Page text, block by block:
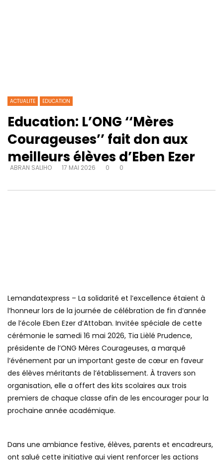
ACTUALITE EDUCATION
Education: L’ONG ‘‘Mères
Courageuses’’ fait don aux
meilleurs élèves d’Eben Ezer
ABRAN SALIHO 17 MAI 2026 0 0
Lemandatexpress – La solidarité et l’excellence étaient à
l’honneur lors de la journée de célébration de fin d’année
de l’école Eben Ezer d’Attoban. Invitée spéciale de cette
cérémonie le samedi 16 mai 2026, Tia Lièlé Prudence,
présidente de l’ONG Mères Courageuses, a marqué
l’événement par un important geste de cœur en faveur
des élèves méritants de l’établissement. À travers son
organisation, elle a offert des kits scolaires aux trois
premiers de chaque classe afin de les encourager pour la
prochaine année académique.
Dans une ambiance festive, élèves, parents et encadreurs,
ont salué cette initiative qui vient renforcer les actions